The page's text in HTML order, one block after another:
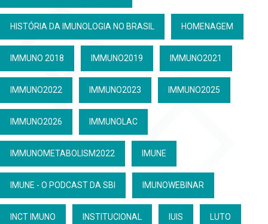
HISTÓRIA DA IMUNOLOGIA NO BRASIL HOMENAGEM
IMMUNO 2018 IMMUNO2019 IMMUNO2021
IMMUNO2022 IMMUNO2023 IMMUNO2025
IMMUNO2026 IMMUNOLAC
IMMUNOMETABOLISM2022 IMUNE
IMUNE - O PODCAST DA SBI IMUNOWEBINAR
INCT IMUNO INSTITUCIONAL IUIS LUTO